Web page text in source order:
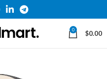
0 $0.00